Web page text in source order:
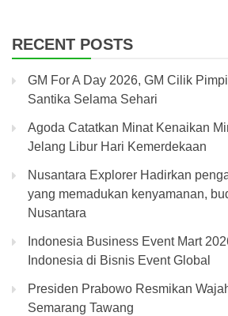
RECENT POSTS
GM For A Day 2026, GM Cilik
Santika Selama Sehari
Agoda Catatkan Minat Kenaikan
Jelang Libur Hari Kemerdekaan
Nusantara Explorer Hadirkan
yang memadukan kenyamanan,
Nusantara
Indonesia Business Event Mart
Indonesia di Bisnis Event Global
Presiden Prabowo Resmikan
Semarang Tawang